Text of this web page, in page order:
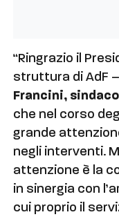
“Ringrazio il
struttura di AdF
Francini,
che nel corso
grande
negli interventi.
attenzione è la
in sinergia con
cui proprio il